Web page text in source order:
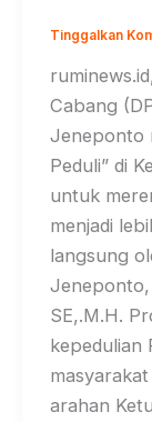
Tinggalkan
Cabang
Jeneponto
Peduli” di
untuk
menjadi
langsung
Jeneponto,
SE,.M.H.
kepedulian
arahan